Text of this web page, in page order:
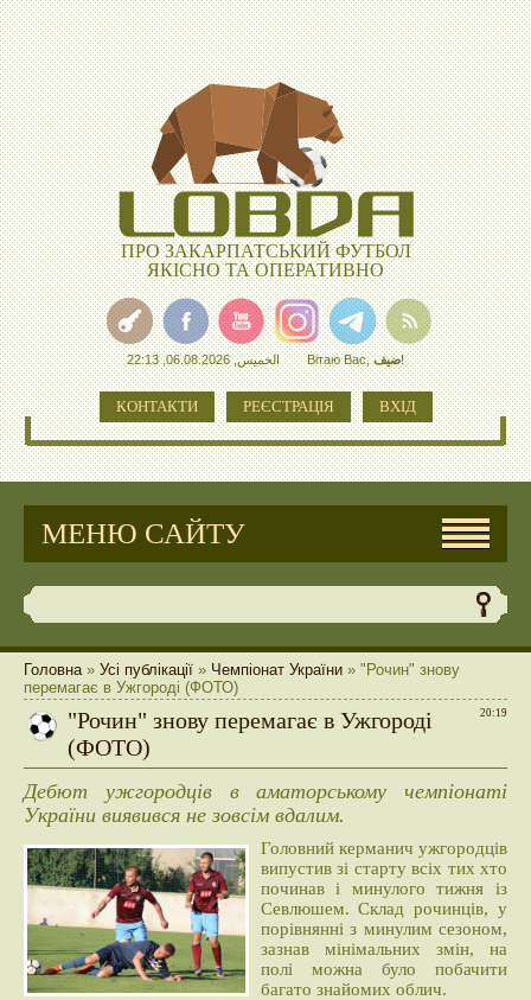
ПРО ЗАКАРПАТСЬКИЙ ФУТБОЛ
ЯКІСНО ТА ОПЕРАТИВНО
الخميس, 06.08.2026, 22:13 Вітаю Вас,ضيف!
КОНТАКТИ РЕЄСТРАЦІЯ ВХІД
МЕНЮ САЙТУ
Головна» Усі публікації » Чемпіонат України » "Рочин" знову
перемагає в Ужгороді (ФОТО)
20:19
"Рочин" знову перемагає в Ужгороді
(ФОТО)
Дебют ужгородців в аматорському чемпіонаті
України виявився не зовсім вдалим.
Головний керманич ужгородців
випустив зі старту всіх тих хто
починав і минулого тижня із
Севлюшем. Склад рочинців, у
порівнянні з минулим сезоном,
зазнав мінімальних змін, на
полі можна було побачити
багато знайомих облич.